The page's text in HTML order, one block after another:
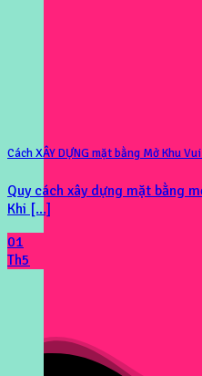
Cách XÂY DỰNG mặt bằng Mở Khu
Quy cách xây dựng mặt bằng
Khi [...]
01
Th5